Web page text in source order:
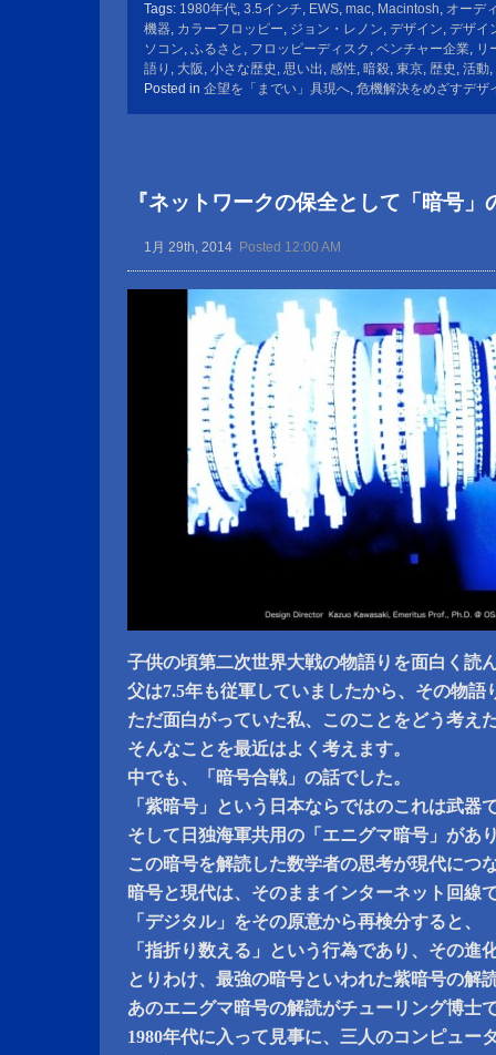
Tags: 1980年代, 3.5インチ, EWS, mac, Macintosh, オーデ
機器, カラーフロッピー, ジョン・レノン, デザイン, デザイ
ソコン, ふるさと , フロッピーディスク , ベンチャー企業, リ
語り , 大阪 , 小さな歴史 , 思い出 , 感性, 暗殺, 東京, 歴史 , 活動,
Posted in 企望を「までい」具現へ, 危機解決をめざすデザ
『ネットワークの保全として「暗号
1月 29th, 2014 Posted 12:00 AM
子供の頃第二次世界大戦の物語りを面白く読
父は7.5年も従軍していましたから、その物語
ただ面白がっていた私、このことをどう考え
そんなことを最近はよく考えます。
中でも、「暗号合戦」の話でした。
「紫暗号」という日本ならではのこれは武器
そして日独海軍共用の「エニグマ暗号」があ
この暗号を解読した数学者の思考が現代につ
暗号と現代は、そのままインターネット回線
「デジタル」をその原意から再検分すると、
「指折り数える」という行為であり、その進
とりわけ、最強の暗号といわれた紫暗号の解
あのエニグマ暗号の解読がチューリング博士
1980年代に入って見事に、三人のコンピュー